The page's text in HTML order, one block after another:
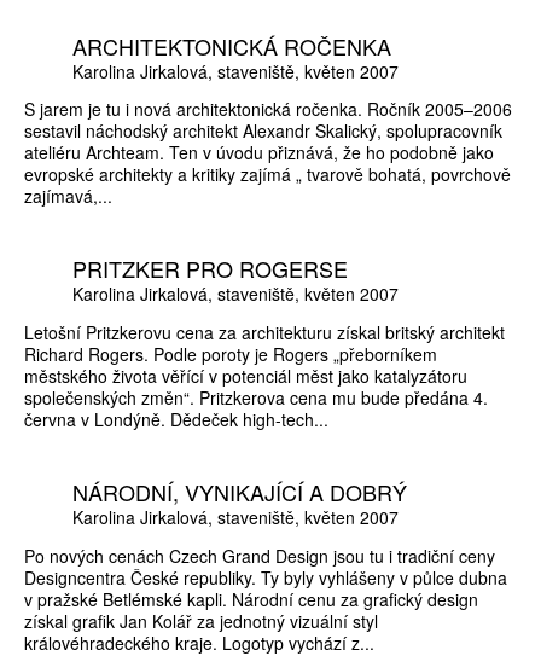
ARCHITEKTONICKÁ ROČENKA
Karolina Jirkalová staveniště květen 2007
S jarem je tu i nová architektonická ročenka. Ročník 2005–2006
sestavil náchodský architekt Alexandr Skalický, spolupracovník
ateliéru Archteam. Ten v úvodu přiznává, že ho podobně jako
evropské architekty a kritiky zajímá „ tvarově bohatá, povrchově
zajímavá,...
PRITZKER PRO ROGERSE
Karolina Jirkalová staveniště květen 2007
Letošní Pritzkerovu cena za architekturu získal britský architekt
Richard Rogers. Podle poroty je Rogers „přeborníkem
městského života věřící v potenciál měst jako katalyzátoru
společenských změn“. Pritzkerova cena mu bude předána 4.
června v Londýně. Dědeček high-tech...
NÁRODNÍ, VYNIKAJÍCÍ A DOBRÝ
Karolina Jirkalová staveniště květen 2007
Po nových cenách Czech Grand Design jsou tu i tradiční ceny
Designcentra České republiky. Ty byly vyhlášeny v půlce dubna
v pražské Betlémské kapli. Národní cenu za grafický design
získal grafik Jan Kolář za jednotný vizuální styl
královéhradeckého kraje. Logotyp vychází z...